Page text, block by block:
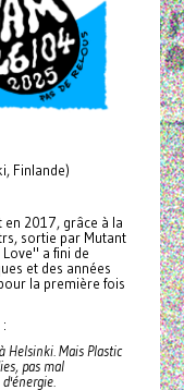
Finlande)
en 2017, grâce à la
sortie par Mutant
Love" a fini de
et des années
la première fois
Helsinki. Mais Plastic
pas mal